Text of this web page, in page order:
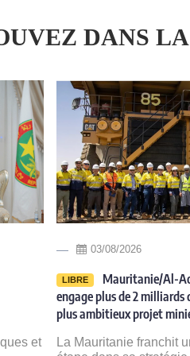
DANS
et
03/08/2026
LIBRE
Mauritanie/Al-
engage plus de 2 milliards
plus ambitieux projet
La Mauritanie franchit